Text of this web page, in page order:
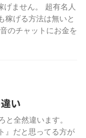
げません。 超有名人
稼げる方法は無いと
のチャットにお金を
い
全然違います。
』だと思ってる方が